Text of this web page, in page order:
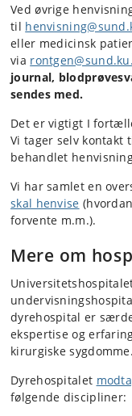
Ved øvrige
til
eller medicinsk
via
journal,
sendes med.
Det er vigtigt I
Vi tager selv kontakt
behandlet
Vi har samlet en
skal henvise
forvente m.m.).
Mere om
dyrehospital er
ekspertise og
kirurgiske sygdomme.
Dyrehospitalet
følgende discipliner: